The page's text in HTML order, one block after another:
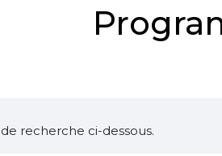
recherche ci-dessous.